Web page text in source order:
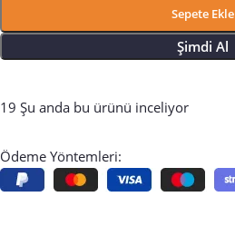
Sepete Ekle
Şimdi Al
19 Şu anda bu ürünü inceliyor
Ödeme Yöntemleri: